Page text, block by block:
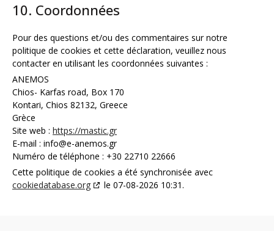
10. Coordonnées
Pour des questions et/ou des commentaires sur notre
politique de cookies et cette déclaration, veuillez nous
contacter en utilisant les coordonnées suivantes :
ANEMOS
Chios- Karfas road, Box 170
Kontari, Chios 82132, Greece
Grèce
Site web : https://mastic.gr
E-mail : info@e-anemos.gr
Numéro de téléphone : +30 22710 22666
Cette politique de cookies a été synchronisée avec
cookiedatabase.org
le 07-08-2026 10:31.